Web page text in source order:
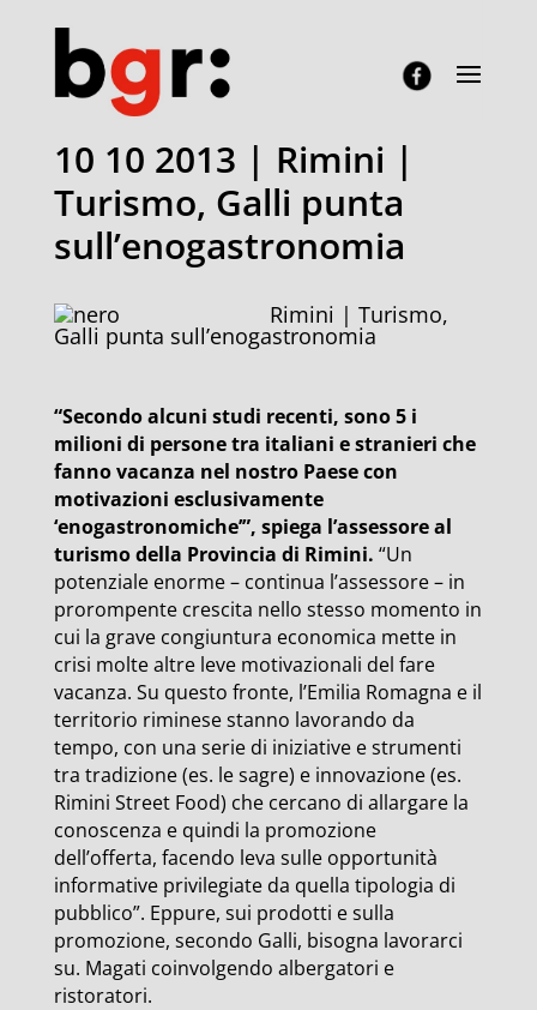
10 10 2013 | Rimini |
Turismo, Galli punta
sull’enogastronomia
Rimini | Turismo,
Galli punta sull’enogastronomia
“Secondo alcuni studi recenti, sono 5 i
milioni di persone tra italiani e stranieri che
fanno vacanza nel nostro Paese con
motivazioni esclusivamente
‘enogastronomiche’”, spiega l’assessore al
turismo della Provincia di Rimini. “Un
potenziale enorme – continua l’assessore – in
prorompente crescita nello stesso momento in
cui la grave congiuntura economica mette in
crisi molte altre leve motivazionali del fare
vacanza. Su questo fronte, l’Emilia Romagna e il
territorio riminese stanno lavorando da
tempo, con una serie di iniziative e strumenti
tra tradizione (es. le sagre) e innovazione (es.
Rimini Street Food) che cercano di allargare la
conoscenza e quindi la promozione
dell’offerta, facendo leva sulle opportunità
informative privilegiate da quella tipologia di
pubblico”. Eppure, sui prodotti e sulla
promozione, secondo Galli, bisogna lavorarci
su. Magati coinvolgendo albergatori e
ristoratori.